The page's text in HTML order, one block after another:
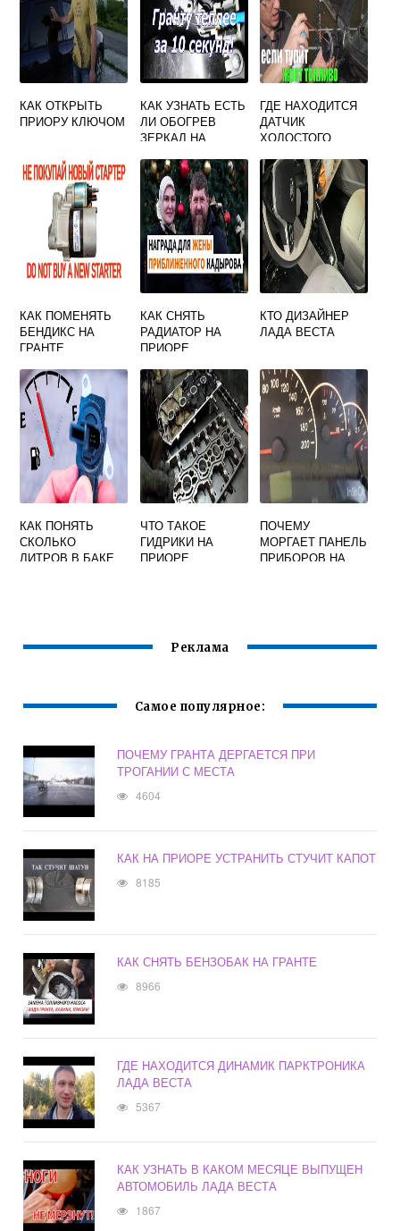
КАК ОТКРЫТЬ
ПРИОРУ КЛЮЧОМ
КАК УЗНАТЬ ЕСТЬ
ЛИ ОБОГРЕВ
ЗЕРКАЛ НА
ГДЕ НАХОДИТСЯ
ДАТЧИК
ХОЛОСТОГО
КЛАПАННАЯ
КАК ПОМЕНЯТЬ
БЕНДИКС НА
ГРАНТЕ
КАК СНЯТЬ
РАДИАТОР НА
ПРИОРЕ
КТО ДИЗАЙНЕР
ЛАДА ВЕСТА
КАК ПОНЯТЬ
СКОЛЬКО
ЛИТРОВ В БАКЕ
ЧТО ТАКОЕ
ГИДРИКИ НА
ПРИОРЕ
ПОЧЕМУ
МОРГАЕТ ПАНЕЛЬ
ПРИБОРОВ НА
Реклама
Самое популярное:
ПОЧЕМУ ГРАНТА ДЕРГАЕТСЯ ПРИ
ТРОГАНИИ С МЕСТА
4604
КАК НА ПРИОРЕ УСТРАНИТЬ СТУЧИТ КАПОТ
8185
КАК СНЯТЬ БЕНЗОБАК НА ГРАНТЕ
8966
ГДЕ НАХОДИТСЯ ДИНАМИК ПАРКТРОНИКА
ЛАДА ВЕСТА
5367
КАК УЗНАТЬ В КАКОМ МЕСЯЦЕ ВЫПУЩЕН
АВТОМОБИЛЬ ЛАДА ВЕСТА
1867